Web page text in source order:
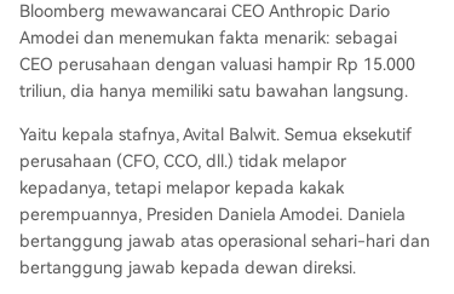
unya untuk mempertahankan budaya Anthropic
melalui pertemuan rutin seluruh karyawan dan a
rtikel publik panjang. Pembagian kerja dengan
Daniela didasarkan pada keahlian yang saling m
elengkapi. Dario ahli dalam penelitian, sementar
a Daniela berpengalaman dalam operasi dan m
anajemen. Profesor Harvard Raffaella Sadun me
njelaskan bahwa rentang kendali CEO yang sem
pit seperti ini cocok untuk perusahaan seperti A
nthropic yang terus menghadapi masalah baru
dan berisiko tinggi yang membutuhkan penilaia
Bloomberg mewawancarai CEO Anthropic Dario
Amodei dan menemukan fakta menarik: sebagai
CEO perusahaan dengan valuasi hampir Rp 15.000
triliun, dia hanya memiliki satu bawahan langsung.
Yaitu kepala stafnya, Avital Balwit. Semua eksekutif
perusahaan (CFO, CCO, dll.) tidak melapor
kepadanya, tetapi melapor kepada kakak
perempuannya, Presiden Daniela Amodei. Daniela
bertanggung jawab atas operasional sehari-hari dan
bertanggung jawab kepada dewan direksi.